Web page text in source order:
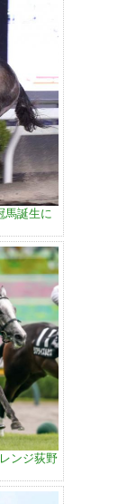
馬誕生に
ンジ荻野